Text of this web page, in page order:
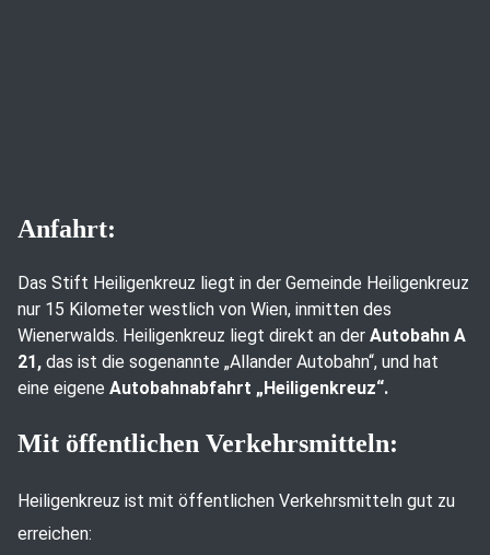
Anfahrt:
Das Stift Heiligenkreuz liegt in der Gemeinde Heiligenkreuz
nur 15 Kilometer westlich von Wien, inmitten des
Wienerwalds. Heiligenkreuz liegt direkt an der Autobahn A
21, das ist die sogenannte „Allander Autobahn“, und hat
eine eigene Autobahnabfahrt „Heiligenkreuz“.
Mit öffentlichen Verkehrsmitteln:
Heiligenkreuz ist mit öffentlichen Verkehrsmitteln gut zu
erreichen: